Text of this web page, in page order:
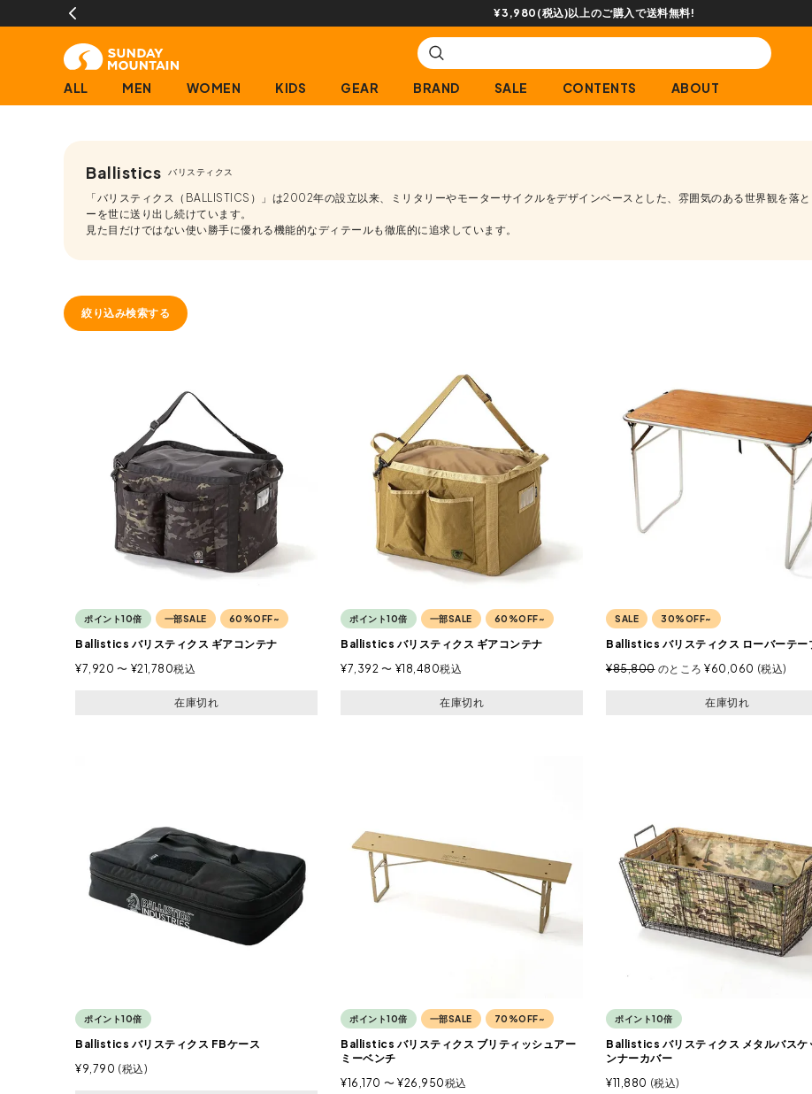
¥3,980(税込)以上のご購入で送料無料!
ALL MEN WOMEN KIDS GEAR BRAND SALE CONTENTS ABOUT
Ballistics バリスティクス
「バリスティクス（BALLISTICS）」は2002年の設立以来、ミリタリーやモーターサイクルをデザインベースとした、雰囲気のある世界観を落
ーを世に送り出し続けています。
見た目だけではない使い勝手に優れる機能的なディテールも徹底的に追求しています。
絞り込み検索する
ポイント10倍 一部SALE 60%OFF~
Ballistics バリスティクス ギアコンテナ
¥7,920 〜 ¥21,780税込
在庫切れ
ポイント10倍 一部SALE 60%OFF~
Ballistics バリスティクス ギアコンテナ
¥7,392 〜 ¥18,480税込
在庫切れ
SALE 30%OFF~
Ballistics バリスティクス ローバーテー
¥85,800 のところ ¥60,060 税込
在庫切れ
ポイント10倍
Ballistics バリスティクス FBケース
¥9,790 税込
ポイント10倍 一部SALE 70%OFF~
Ballistics バリスティクス ブリティッシュアー
ミーベンチ
¥16,170 〜 ¥26,950税込
ポイント10倍
Ballistics バリスティクス メタルバスケ
ンナーカバー
¥11,880 税込